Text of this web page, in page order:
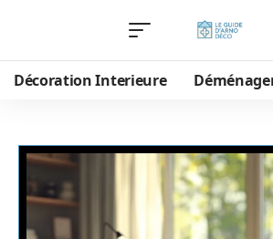
Décoration Interieure